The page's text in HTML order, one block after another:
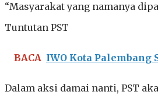
“Masyarakat yang namanya
Tuntutan PST
BACA IWO Kota Palembang
Dalam aksi damai nanti, PST